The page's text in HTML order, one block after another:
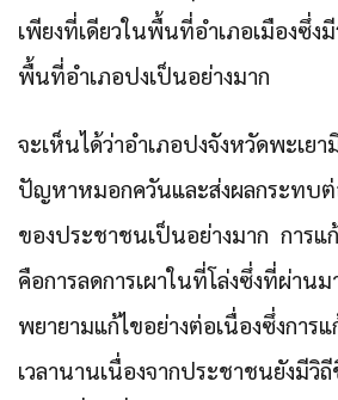
เพียงที่เดียวในพื้นที่อำเภอเมืองซึ่ง
พื้นที่อำเภอปงเป็นอย่างมาก
จะเห็นได้ว่าอำเภอปงจังหวัดพะเย
ปัญหาหมอกควันและส่งผลกระทบ
ของประชาชนเป็นอย่างมาก การแ
คือการลดการเผาในที่โล่งซึ่งที่ผ่าน
พยายามแก้ไขอย่างต่อเนื่องซึ่งการ
เวลานานเนื่องจากประชาชนยังมีวิ